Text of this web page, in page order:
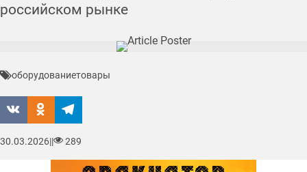
российском рынке
оборудованиетовары
30.03.2026|| 289